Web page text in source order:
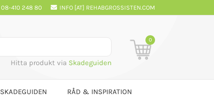
08-410 248 80 INFO [AT] REHABGROSSISTEN.COM
Hitta produkt via Skadeguiden
0
SKADEGUIDEN RÅD & INSPIRATION